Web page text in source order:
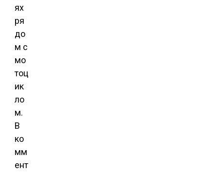
ях
ря
до
м с
мо
тоц
ик
ло
м.
В
ко
мм
ент